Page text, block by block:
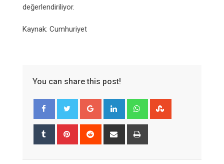
değerlendiriliyor.
Kaynak: Cumhuriyet
You can share this post!
Google+ LinkedIn Whatsapp
Tumblr Pinterest Reddit
Share